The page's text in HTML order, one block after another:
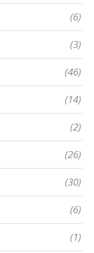
(6)
(3)
(46)
(14)
(2)
(26)
(30)
(6)
(1)